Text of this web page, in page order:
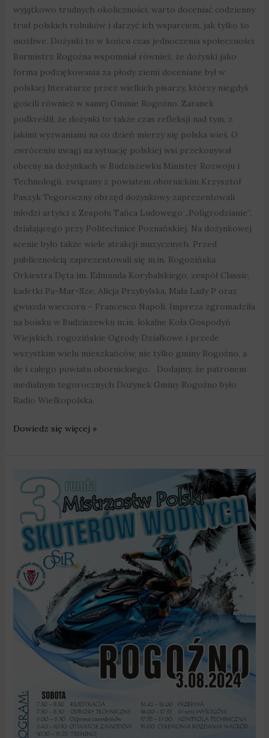
wyjątkowo trudnych okoliczności, warto doceniać codzienny
trud polskich rolników i darzyć ich wsparciem, jak tylko to
możliwe. Dożynki to w końcu czas jednoczenia społeczności
Burmistrz Rogoźna wspomniał również, że dożynki jako
forma podziękowania za płody ziemi doceniane był w
polskiej literaturze przez wielkich pisarzy, którzy niegdyś
gościli również w samej Gminie Rogoźno. Zaranek
podkreślił, że dożynki to także czas refleksji nad tym, z
jakimi wyzwaniami na co dzień mierzy się polska wieś. O
zwróceniu uwagi na sytuację polskiej wsi przekonywał
obecny na dożynkach w Budziszewku Minister Rozwoju i
Technologii, związany z powiatem obornickim Krzysztof
Paszyk Tegoroczny obrzęd dożynkowy zaprezentowali
młodzi artyści z Zespołu Tańca Ludowego „Poligrodzianie”,
działającego przy Politechnice Poznańskiej. Na dożynkowej
scenie było także wiele atrakcji muzycznych. Przed
publicznością zaprezentowali się m.in. Rogozińska
Orkiestra Dęta im. Edmunda Korybalskiego, zespół Classic,
kadetki Pa-Mar-Sze, Alicja Przybylska, Mała Lady P oraz
gwiazda wieczoru – Francesco Napoli. Impreza zgromadziła
na boisku w Budziszewku m.in. lokalne Koła Gospodyń
Wiejskich, rogozińskie Ogrody Działkowe i przede
wszystkim wielu mieszkańców, nie tylko gminy Rogoźno, a
ile i całego powiatu obornickiego. Dodajmy, że patronem
medialnym tegorocznych Dożynek Gminy Rogoźno było
Radio Wielkopolska.
Dowiedz się więcej »
runda
Mistrzostw
Polski
Skuterów
Wodnych
w
Rogoźnie